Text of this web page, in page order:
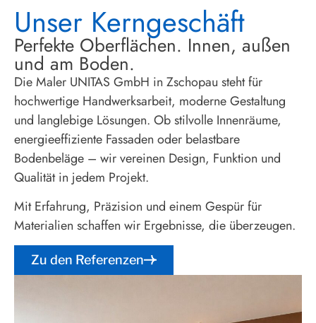
Unser Kerngeschäft
Perfekte Oberflächen. Innen, außen
und am Boden.
Die Maler UNITAS GmbH in Zschopau steht für
hochwertige Handwerksarbeit, moderne Gestaltung
und langlebige Lösungen. Ob stilvolle Innenräume,
energieeffiziente Fassaden oder belastbare
Bodenbeläge – wir vereinen Design, Funktion und
Qualität in jedem Projekt.
Mit Erfahrung, Präzision und einem Gespür für
Materialien schaffen wir Ergebnisse, die überzeugen.
Zu den Referenzen